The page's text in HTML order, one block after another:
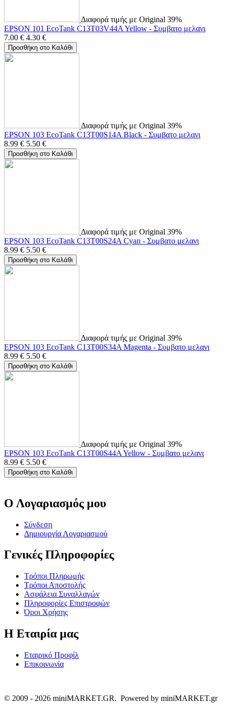
Διαφορά τιμής με Original 39%
EPSON 101 EcoTank C13T03V44A Yellow - Συμβατο μελανι
7.00 € 4.30 €
Προσθήκη στο Καλάθι
Διαφορά τιμής με Original 39%
EPSON 103 EcoTank C13T00S14A Black - Συμβατο μελανι
8.99 € 5.50 €
Προσθήκη στο Καλάθι
Διαφορά τιμής με Original 39%
EPSON 103 EcoTank C13T00S24A Cyan - Συμβατο μελανι
8.99 € 5.50 €
Προσθήκη στο Καλάθι
Διαφορά τιμής με Original 39%
EPSON 103 EcoTank C13T00S34A Magenta - Συμβατο μελανι
8.99 € 5.50 €
Προσθήκη στο Καλάθι
Διαφορά τιμής με Original 39%
EPSON 103 EcoTank C13T00S44A Yellow - Συμβατο μελανι
8.99 € 5.50 €
Προσθήκη στο Καλάθι
Ο Λογαριασμός μου
Σύνδεση
Δημιουργία Λογαριασμού
Γενικές Πληροφορίες
Τρόποι Πληρωμής
Τρόποι Αποστολής
Ασφάλεια Συναλλαγών
Πληροφορίες Επιστροφών
Όροι Χρήσης
Η Εταιρία μας
Εταιρικό Προφίλ
Επικοινωνία
© 2009 - 2026 miniMARKET.GR. Powered by miniMARKET.gr